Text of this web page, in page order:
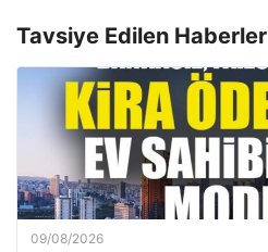
Tavsiye Edilen Haberler
09/08/2026